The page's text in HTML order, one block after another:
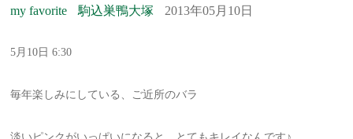
my favorite 駒込巣鴨大塚 2013年05月10日
5月10日 6:30
毎年楽しみにしている、ご近所のバラ